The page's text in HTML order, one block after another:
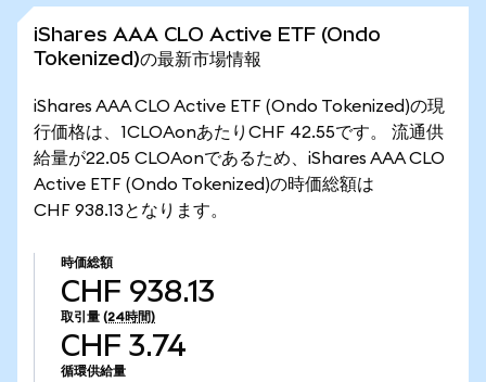
iShares AAA CLO Active ETF (Ondo
Tokenized)の最新市場情報
iShares AAA CLO Active ETF (Ondo Tokenized)の現
行価格は、1CLOAonあたりCHF 42.55です。 流通供
給量が22.05 CLOAonであるため、iShares AAA CLO
Active ETF (Ondo Tokenized)の時価総額は
CHF 938.13となります。
時価総額
CHF 938.13
取引量 (24時間)
CHF 3.74
循環供給量